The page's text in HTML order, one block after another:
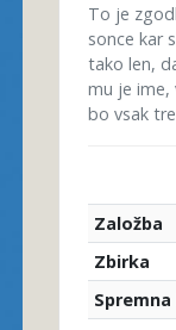
To je
sonce kar
tako len,
mu je ime,
bo vsak
Založba
Zbirka